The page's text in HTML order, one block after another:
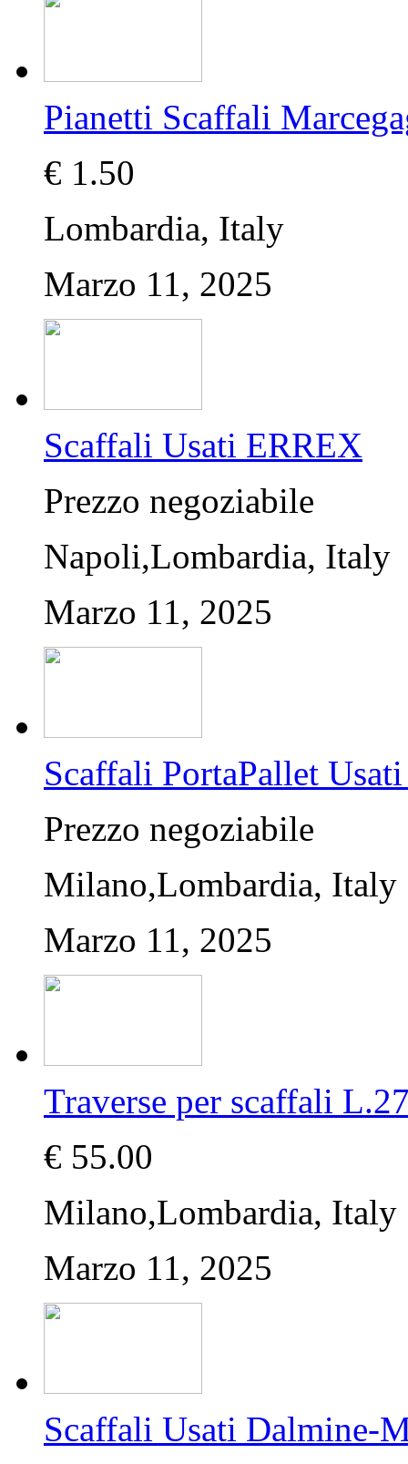
Pianetti Scaffali
€ 1.50
Lombardia, Italy
Marzo 11, 2025
Scaffali Usati ERREX
Prezzo negoziabile
Napoli,Lombardia, Italy
Marzo 11, 2025
Scaffali PortaPallet
Prezzo negoziabile
Milano,Lombardia, Italy
Marzo 11, 2025
Traverse per scaffali
€ 55.00
Milano,Lombardia, Italy
Marzo 11, 2025
Scaffali Usati Dalmine-